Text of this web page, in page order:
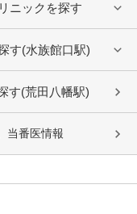
ニックを探す
す(水族館口駅)
す(荒田八幡駅)
当番医情報